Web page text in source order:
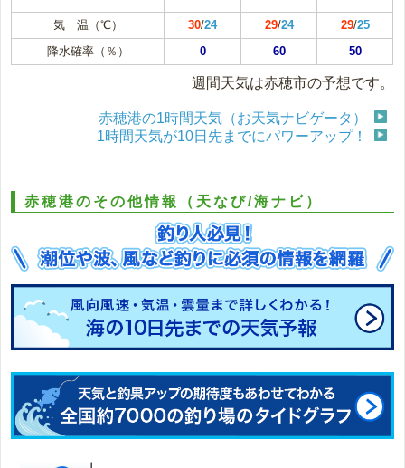
気 温（℃） 30/24 29/24 29/25
降水確率（％）
0 60 50
週間天気は赤穂市の予想です。
赤穂港の1時間天気（お天気ナビゲータ）
1時間天気が10日先までにパワーアップ！
赤穂港のその他情報（天なび/海ナビ）